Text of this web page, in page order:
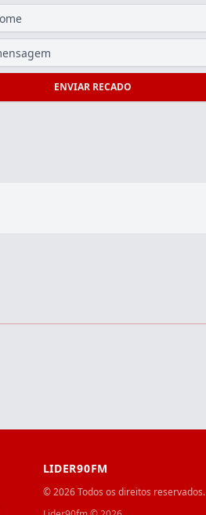
ENVIAR RECADO
LIDER90FM
© 2026 Todos os direitos reservados.